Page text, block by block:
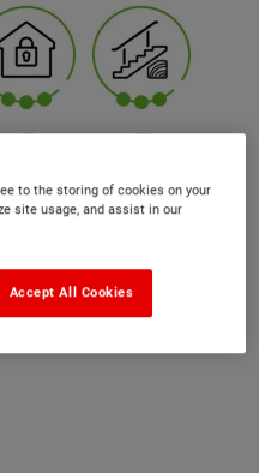
to the storing of cookies on your
site usage, and assist in our
Accept All Cookies